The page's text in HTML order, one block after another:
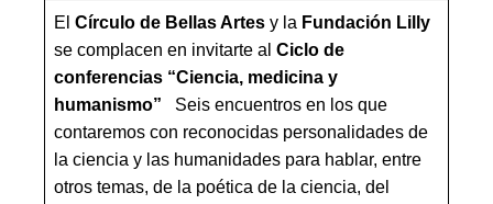
El Círculo de Bellas Artes y la Fundación Lilly
se complacen en invitarte al Ciclo de
conferencias “Ciencia, medicina y
humanismo” Seis encuentros en los que
contaremos con reconocidas personalidades de
la ciencia y las humanidades para hablar, entre
otros temas, de la poética de la ciencia, del